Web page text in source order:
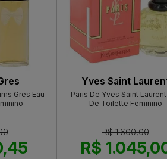
Gres Eau
Yves Saint
Paris De Yves Saint Laurent
De Toilette Feminino
R$ 1.600,00
R$